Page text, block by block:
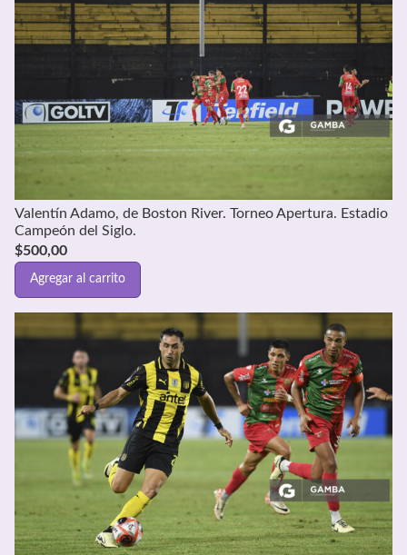
Valentín Adamo, de Boston River. Torneo Apertura. Estadio
Campeón del Siglo.
$500,00
Agregar al carrito